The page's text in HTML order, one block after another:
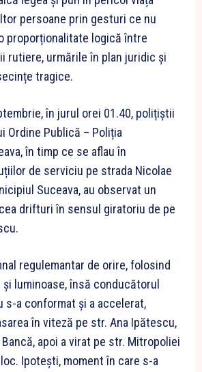
persoane prin gesturi ce nu
proporționalitate logică între
rutiere, urmările în plan juridic și
tragice.
în jurul orei 01.40, polițiștii
Ordine Publică – Poliția
în timp ce se aflau în
de serviciu pe strada Nicolae
Suceava, au observat un
drifturi în sensul giratoriu de pe
regulemantar de orire, folosind
luminoase, însă conducătorul
s-a conformat și a accelerat,
în viteză pe str. Ana Ipătescu,
Bancă, apoi a virat pe str. Mitropoliei
Ipotești, moment în care s-a